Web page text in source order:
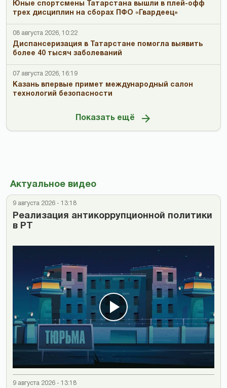
Юные спортсмены Татарстана вышли в плей-офф
трех дисциплин на сборах ПФО «Гвардеец»
08 августа 2026, 10:22
Диспансеризация в Татарстане помогла выявить
более 40 тысяч заболеваний
07 августа 2026, 16:19
Казань впервые примет международный салон
технологий безопасности
Показать ещё
Актуальное видео
9 августа 2026 - 13:18
Реализация антикоррупционной политики
в РТ
9 августа 2026 - 13:18